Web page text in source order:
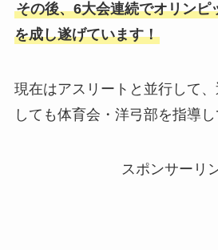
その後、6大会連続でオリンピ
を成し遂げています！
現在はアスリートと並行して
しても体育会・洋弓部を指導し
スポンサーリ